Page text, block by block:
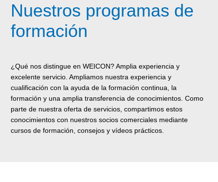
Nuestros programas de
formación
¿Qué nos distingue en WEICON? Amplia experiencia y
excelente servicio. Ampliamos nuestra experiencia y
cualificación con la ayuda de la formación continua, la
formación y una amplia transferencia de conocimientos. Como
parte de nuestra oferta de servicios, compartimos estos
conocimientos con nuestros socios comerciales mediante
cursos de formación, consejos y vídeos prácticos.